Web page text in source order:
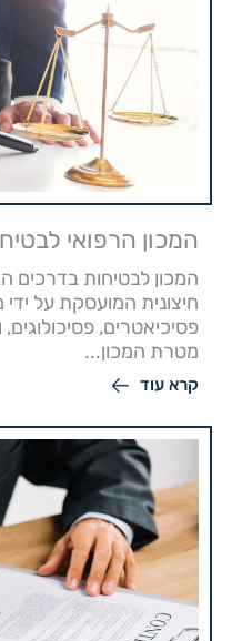
המכון הרפואי
המכון לבטיחות בדרכים
חיצונית המועסקת על
פסיכיאטרים,
מטרת המכון...
קרא עוד